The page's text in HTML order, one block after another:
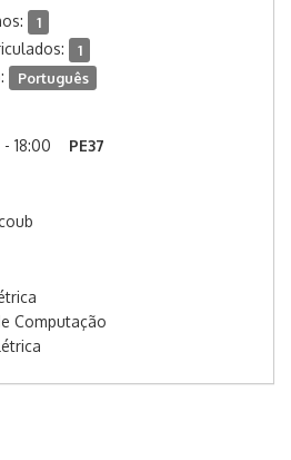
1
1
Português
- 18:00
PE37
Computação